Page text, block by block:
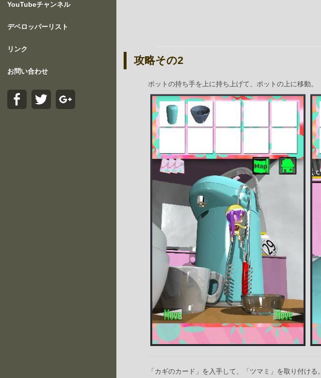
YouTubeチャンネル
デベロッパーリスト
リンク
お問い合わせ
攻略その2
ポットの持ち手を上に持ち上げて、ポットの上に移動。
「カギのカード」を入手して、「ツマミ」を取り付ける。